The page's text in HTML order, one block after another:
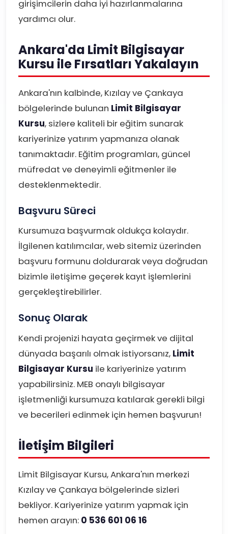
girişimcilerin daha iyi hazırlanmalarına
yardımcı olur.
Ankara'da Limit Bilgisayar
Kursu ile Fırsatları Yakalayın
Ankara'nın kalbinde, Kızılay ve Çankaya
bölgelerinde bulunan Limit Bilgisayar
Kursu, sizlere kaliteli bir eğitim sunarak
kariyerinize yatırım yapmanıza olanak
tanımaktadır. Eğitim programları, güncel
müfredat ve deneyimli eğitmenler ile
desteklenmektedir.
Başvuru Süreci
Kursumuza başvurmak oldukça kolaydır.
İlgilenen katılımcılar, web sitemiz üzerinden
başvuru formunu doldurarak veya doğrudan
bizimle iletişime geçerek kayıt işlemlerini
gerçekleştirebilirler.
Sonuç Olarak
Kendi projenizi hayata geçirmek ve dijital
dünyada başarılı olmak istiyorsanız, Limit
Bilgisayar Kursu ile kariyerinize yatırım
yapabilirsiniz. MEB onaylı bilgisayar
işletmenliği kursumuza katılarak gerekli bilgi
ve becerileri edinmek için hemen başvurun!
İletişim Bilgileri
Limit Bilgisayar Kursu, Ankara'nın merkezi
Kızılay ve Çankaya bölgelerinde sizleri
bekliyor. Kariyerinize yatırım yapmak için
hemen arayın: 0 536 601 06 16